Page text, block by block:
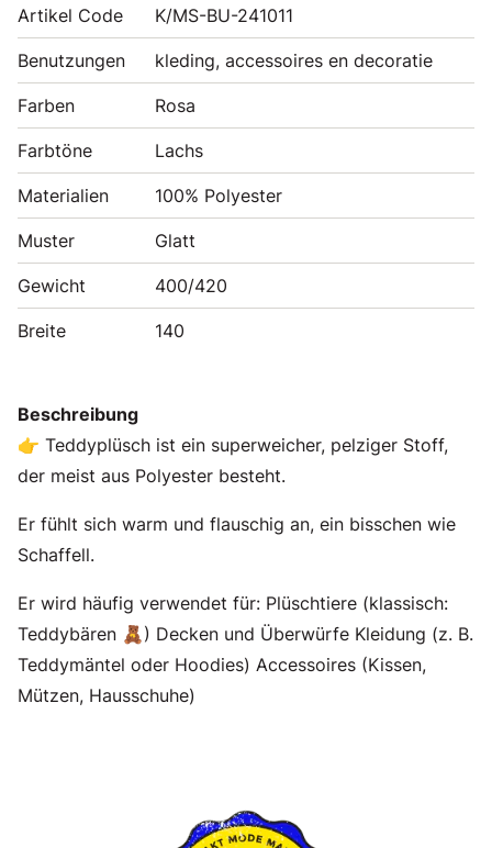
Artikel Code K/MS-BU-241011
Benutzungen kleding, accessoires en decoratie
Farben Rosa
Farbtöne Lachs
Materialien 100% Polyester
Muster Glatt
Gewicht 400/420
Breite 140
Beschreibung
👉 Teddyplüsch ist ein superweicher, pelziger Stoff,
der meist aus Polyester besteht.
Er fühlt sich warm und flauschig an, ein bisschen wie
Schaffell.
Er wird häufig verwendet für: Plüschtiere (klassisch:
Teddybären 🧸) Decken und Überwürfe Kleidung (z. B.
Teddymäntel oder Hoodies) Accessoires (Kissen,
Mützen, Hausschuhe)